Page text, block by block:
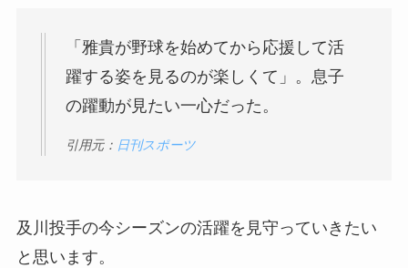
「雅貴が野球を始めてから応援して活
躍する姿を見るのが楽しくて」。息子
の躍動が見たい一心だった。
引用元： 日刊スポーツ
及川投手の今シーズンの活躍を見守っていきたい
と思います。